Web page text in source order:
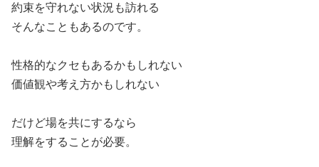
約束を守れない状況も訪れる
そんなこともあるのです。
性格的なクセもあるかもしれない
価値観や考え方かもしれない
だけど場を共にするなら
理解をすることが必要。